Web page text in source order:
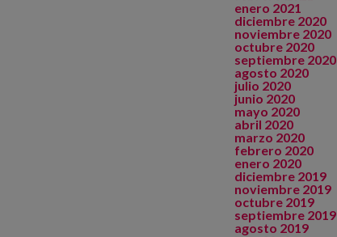
enero 2021
diciembre 2020
noviembre 2020
octubre 2020
septiembre 2020
agosto 2020
julio 2020
junio 2020
mayo 2020
abril 2020
marzo 2020
febrero 2020
enero 2020
diciembre 2019
noviembre 2019
octubre 2019
septiembre 2019
agosto 2019